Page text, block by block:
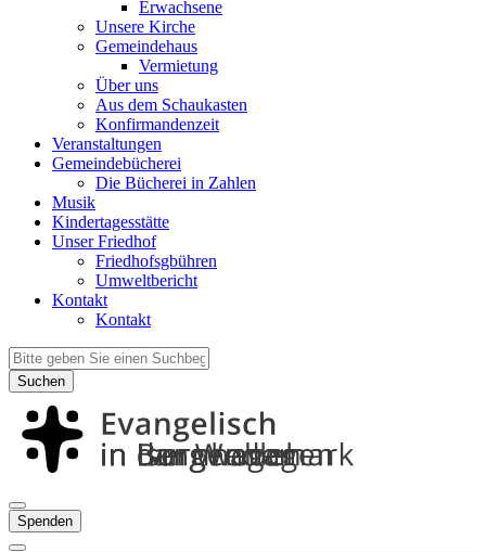
Erwachsene
Unsere Kirche
Gemeindehaus
Vermietung
Über uns
Aus dem Schaukasten
Konfirmandenzeit
Veranstaltungen
Gemeindebücherei
Die Bücherei in Zahlen
Musik
Kindertagesstätte
Unser Friedhof
Friedhofsgbühren
Umweltbericht
Kontakt
Kontakt
Suchen
Spenden